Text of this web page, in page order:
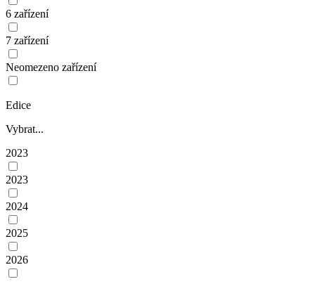
6 zařízení
7 zařízení
Neomezeno zařízení
Edice
Vybrat...
2023
2023
2024
2025
2026